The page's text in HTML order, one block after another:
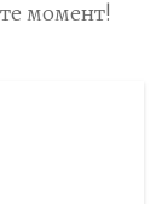
момент!